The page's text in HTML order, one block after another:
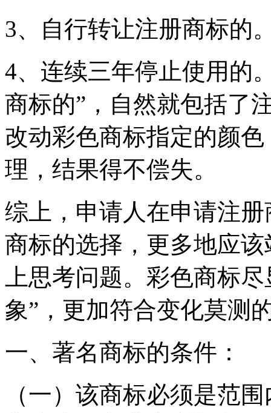
3、自行转让注册商标的
4、连续三年停止使用的
商标的”，自然就包括了
改动彩色商标指定的颜
理，结果得不偿失。
综上，申请人在申请注
商标的选择，更多地应
上思考问题。彩色商标
象”，更加符合变化莫测
一、著名商标的条件：
（一）该商标必须是范